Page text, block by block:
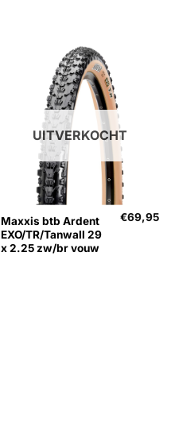
UITVERKOCHT
Maxxis btb Ardent
EXO/TR/Tanwall 29
x 2.25 zw/br vouw
€69,95